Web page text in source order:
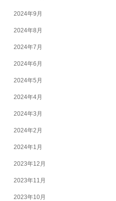
2024年9月
2024年8月
2024年7月
2024年6月
2024年5月
2024年4月
2024年3月
2024年2月
2024年1月
2023年12月
2023年11月
2023年10月